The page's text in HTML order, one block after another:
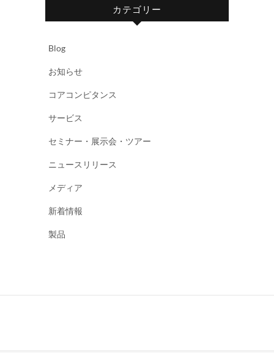
カテゴリー
Blog
お知らせ
コアコンピタンス
サービス
セミナー・展示会・ツアー
ニュースリリース
メディア
新着情報
製品